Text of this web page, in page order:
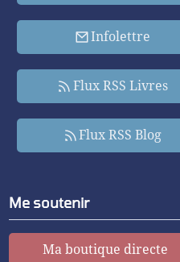
Infolettre
Flux RSS Livres
Flux RSS Blog
Me soutenir
Ma boutique directe